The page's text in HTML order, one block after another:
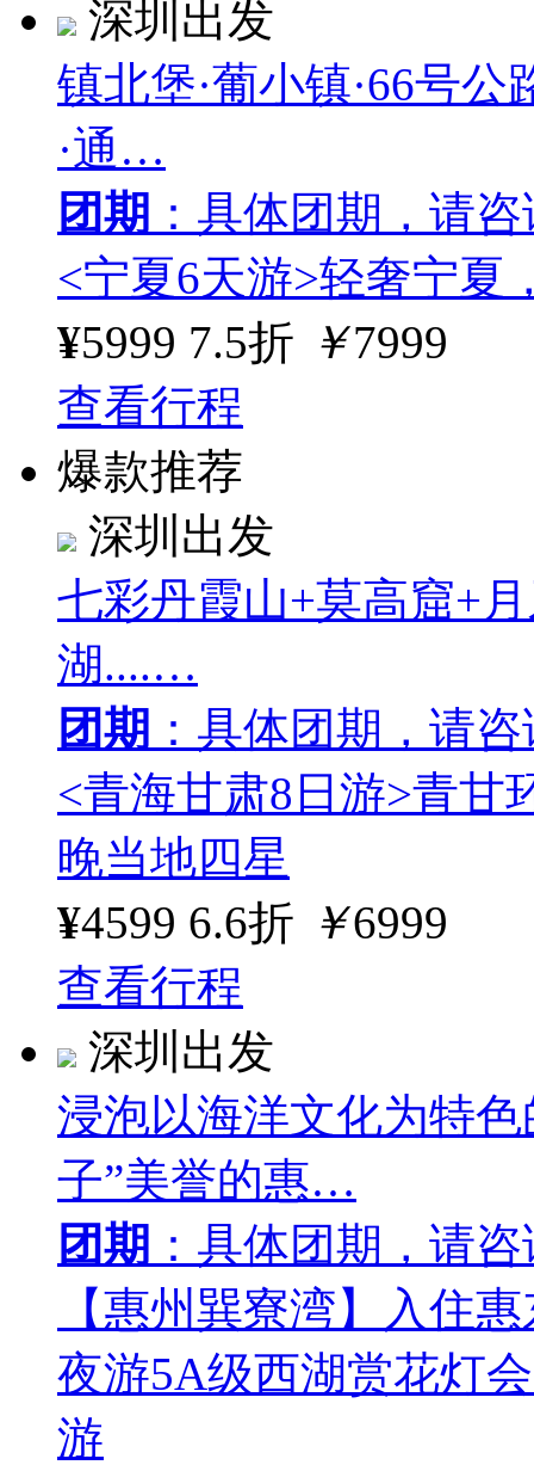
深圳出发
镇北堡·葡小镇·66号公
·通…
团期 ：具体团期，请
<宁夏6天游>轻奢宁夏
¥5999 7.5折 ￥7999
查看行程
爆款推荐
深圳出发
七彩丹霞山+莫高窟+
湖....…
团期 ：具体团期，请
<青海甘肃8日游>青甘
晚当地四星
¥4599 6.6折 ￥6999
查看行程
深圳出发
浸泡以海洋文化为特
子”美誉的惠…
团期 ：具体团期，请
【惠州巽寮湾】入住
夜游5A级西湖赏花灯
游